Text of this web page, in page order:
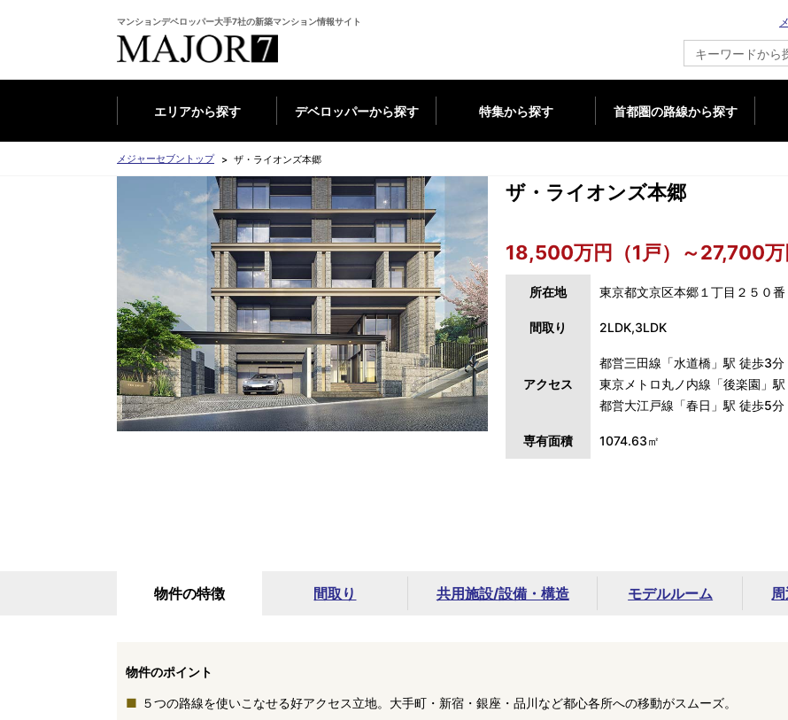
マンションデベロッパー大手7社の新築マンション情報サイト
エリアから探す デベロッパーから探す 特集から探す 首都圏の路線から探す
メジャーセブントップ ザ・ライオンズ本郷
ザ・ライオンズ本郷
18,500万円（1戸）～27,700万
所在地 東京都文京区本郷１丁目２５０番
間取り 2LDK,3LDK
アクセス
都営三田線「水道橋」駅 徒歩3分
東京メトロ丸ノ内線「後楽園」
都営大江戸線「春日」駅 徒歩5分
専有面積 1074.63㎡
物件の特徴 間取り 共用施設/設備・構造 モデルルーム 周
物件のポイント
５つの路線を使いこなせる好アクセス立地。大手町・新宿・銀座・品川など都心各所への移動がスムーズ。